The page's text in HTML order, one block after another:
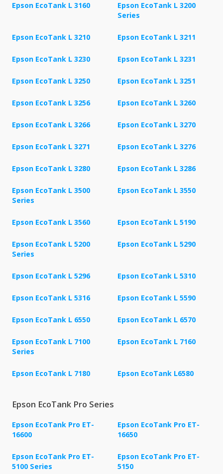
Epson EcoTank L 3160
Epson EcoTank L 3200
Series
Epson EcoTank L 3210 Epson EcoTank L 3211
Epson EcoTank L 3230 Epson EcoTank L 3231
Epson EcoTank L 3250 Epson EcoTank L 3251
Epson EcoTank L 3256 Epson EcoTank L 3260
Epson EcoTank L 3266 Epson EcoTank L 3270
Epson EcoTank L 3271 Epson EcoTank L 3276
Epson EcoTank L 3280 Epson EcoTank L 3286
Epson EcoTank L 3500
Series
Epson EcoTank L 3550
Epson EcoTank L 3560 Epson EcoTank L 5190
Epson EcoTank L 5200
Series
Epson EcoTank L 5290
Epson EcoTank L 5296 Epson EcoTank L 5310
Epson EcoTank L 5316 Epson EcoTank L 5590
Epson EcoTank L 6550 Epson EcoTank L 6570
Epson EcoTank L 7100
Series
Epson EcoTank L 7160
Epson EcoTank L 7180 Epson EcoTank L6580
Epson EcoTank Pro Series
Epson EcoTank Pro ET-
16600
Epson EcoTank Pro ET-
16650
Epson EcoTank Pro ET-
5100 Series
Epson EcoTank Pro ET-
5150